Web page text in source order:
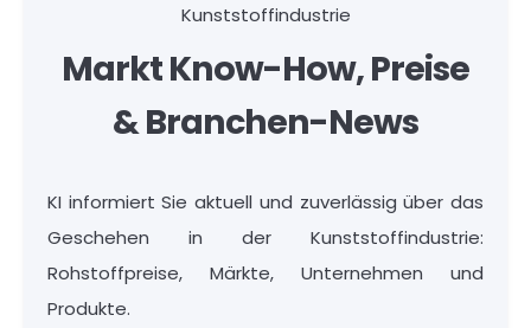
Kunststoffindustrie
Markt Know-How, Preise
& Branchen-News
KI informiert Sie aktuell und zuverlässig über das
Geschehen in der Kunststoffindustrie:
Rohstoffpreise, Märkte, Unternehmen und
Produkte.